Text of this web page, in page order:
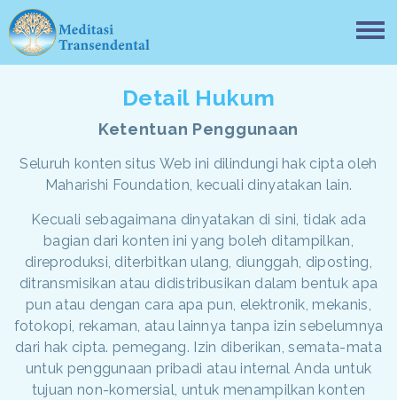
Detail Hukum
Ketentuan Penggunaan
Seluruh konten situs Web ini dilindungi hak cipta oleh
Maharishi Foundation, kecuali dinyatakan lain.
Kecuali sebagaimana dinyatakan di sini, tidak ada
bagian dari konten ini yang boleh ditampilkan,
direproduksi, diterbitkan ulang, diunggah, diposting,
ditransmisikan atau didistribusikan dalam bentuk apa
pun atau dengan cara apa pun, elektronik, mekanis,
fotokopi, rekaman, atau lainnya tanpa izin sebelumnya
dari hak cipta. pemegang. Izin diberikan, semata-mata
untuk penggunaan pribadi atau internal Anda untuk
tujuan non-komersial, untuk menampilkan konten